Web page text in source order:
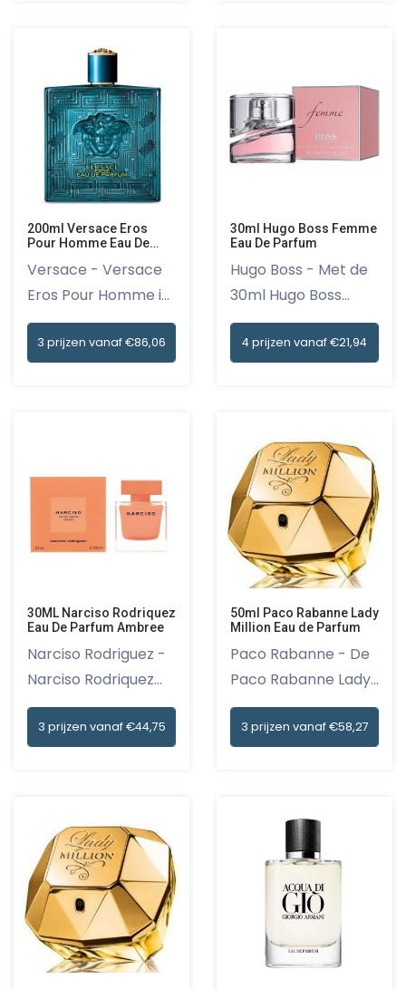
200ml Versace Eros
Pour Homme Eau De
Versace - Versace
Eros Pour Homme is
ontwor...
3 prijzen vanaf €86,06
30ml Hugo Boss Femme
Eau De Parfum
Hugo Boss - Met de
30ml Hugo Boss
Femme Eau...
4 prijzen vanaf €21,94
30ML Narciso Rodriquez
Eau De Parfum Ambree
Narciso Rodriguez -
Narciso Rodriquez
Eau D...
3 prijzen vanaf €44,75
50ml Paco Rabanne Lady
Million Eau de Parfum
Paco Rabanne - De
Paco Rabanne Lady
Million...
3 prijzen vanaf €58,27